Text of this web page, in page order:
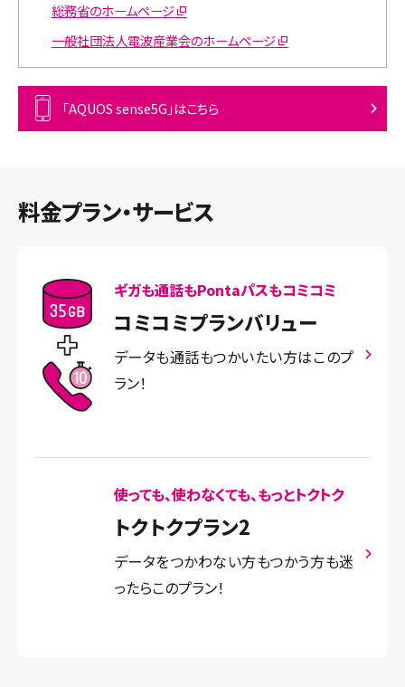
総務省のホームページ
一般社団法人電波産業会のホームページ
「AQUOS sense5G」はこちら
料金プラン・サービス
ギガも通話もPontaパスもコミコミ
コミコミプランバリュー
データも通話もつかいたい方はこのプ
ラン！
使っても、使わなくても、もっとトクトク
トクトクプラン2
データをつかわない方もつかう方も迷
ったらこのプラン！